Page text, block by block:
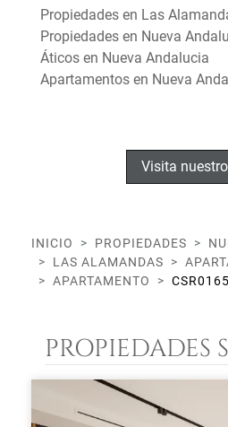
Propiedades en Las
Propiedades en Nueva
Áticos en Nueva Andalucia
Apartamentos en Nueva
Visita
INICIO PROPIEDADES
LAS ALAMANDAS
APARTAMENTO
PROPIEDADES